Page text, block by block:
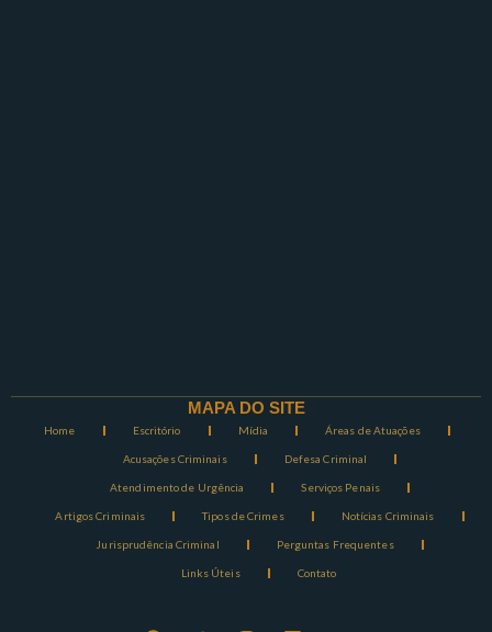
MAPA DO SITE
Home Escritório Mídia Áreas de Atuações
Acusações Criminais Defesa Criminal
Atendimento de Urgência Serviços Penais
Artigos Criminais Tipos de Crimes Notícias Criminais
Jurisprudência Criminal Perguntas Frequentes
Links Úteis Contato